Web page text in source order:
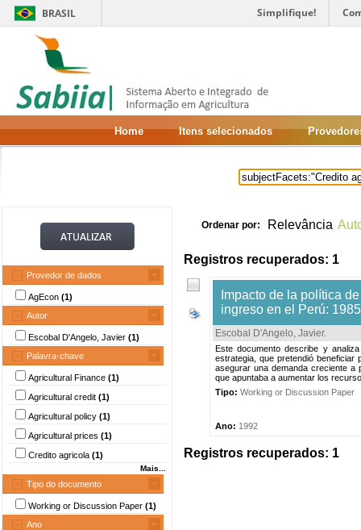
BRASIL Simplifique!
Home Itens selecionados
Provedor de dados
AgEcon (1)
Autor
Escobal D'Angelo, Javier (1)
Palavra-chave
Agricultural Finance (1)
Agricultural credit (1)
Agricultural policy (1)
Agricultural prices (1)
Credito agricola (1)
Mais...
Tipo do documento
Working or Discussion Paper (1)
Ano
Ordenar por: Relevância
Registros recuperados: 1
Impacto de la política
ingreso en el Perú:
Escobal D'Angelo, Javier.
Este documento describe y
estrategia, que pretendió
asegurar una demanda creciente
que apuntaba a aumentar los
Tipo: Working or Discussion Paper
Ano: 1992
Registros recuperados: 1